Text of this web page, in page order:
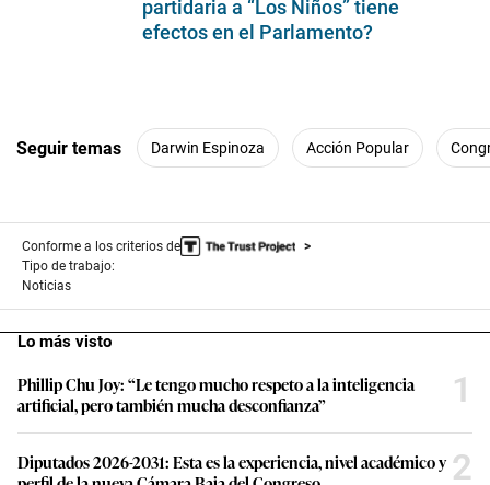
partidaria a “Los Niños” tiene
efectos en el Parlamento?
Seguir temas Darwin Espinoza Acción Popular
Conforme a los criterios de
Tipo de trabajo:
Noticias
Lo más visto
Phillip Chu Joy: “Le tengo mucho respeto a la inteligencia
artificial, pero también mucha desconfianza”
1
Diputados 2026-2031: Esta es la experiencia, nivel académico y 2